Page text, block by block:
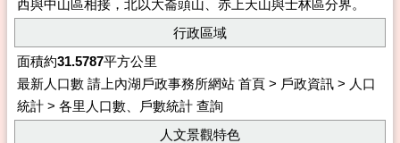
西與中山區相接，北以大崙頭山、赤上天山與士林區分界。
行政區域
面積約31.5787平方公里
最新人口數 請上內湖戶政事務所網站 首頁 > 戶政資訊 > 人口
統計 > 各里人口數、戶數統計 查詢
人文景觀特色